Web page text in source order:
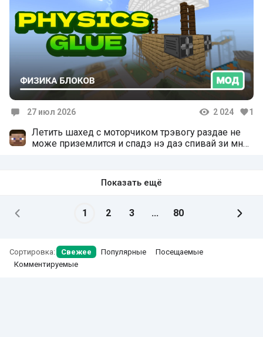
27 июл 2026 2 024 1
Летить шахед с моторчиком трэвогу раздае не
може приземлится и спадэ нэ даэ спивай зи мной
Показать ещё
1 2 3 ... 80
Сортировка: Свежее Популярные
Посещаемые
Комментируемые